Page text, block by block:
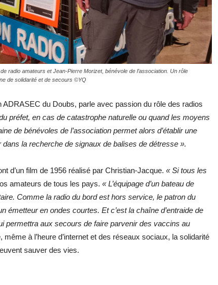
radio amateurs et Jean-Pierre Morizet, bénévole de l’association. Un rôle
de solidarité et de secours ©YQ
ADRASEC du Doubs, parle avec passion du rôle des radios
préfet, en cas de catastrophe naturelle ou quand les moyens
de bénévoles de l’association permet alors d’établir une
la recherche de signaux de balises de détresse ».
d’un film de 1956 réalisé par Christian-Jacque. « Si tous les
amateurs de tous les pays. « L’équipage d’un bateau de
Comme la radio du bord est hors service, le patron du
émetteur en ondes courtes. Et c’est la chaîne d’entraide de
permettra aux secours de faire parvenir des vaccins au
même à l’heure d’internet et des réseaux sociaux, la solidarité
sauver des vies.